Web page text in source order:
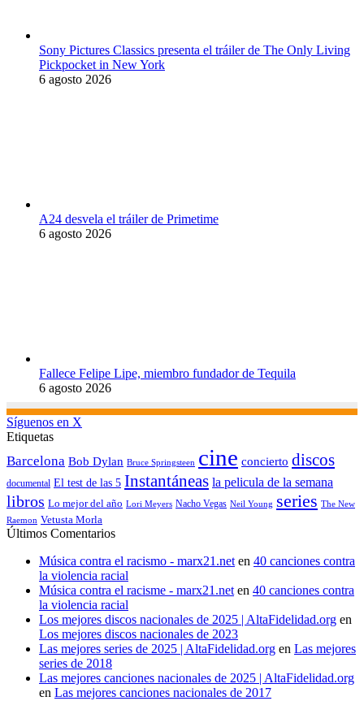
Sony Pictures Classics presenta el tráiler de The Only Living
Pickpocket in New York
6 agosto 2026
A24 desvela el tráiler de Primetime
6 agosto 2026
Fallece Felipe Lipe, miembro fundador de Tequila
6 agosto 2026
Síguenos en X
Etiquetas
Barcelona Bob Dylan Bruce Springsteen cine concierto discos
documental El test de las 5 Instantáneas la pelicula de la semana
libros Lo mejor del año Lori Meyers Nacho Vegas Neil Young series The New
Raemon Vetusta Morla
Últimos Comentarios
Música contra el racismo - marx21.net en 40 canciones contra
la violencia racial
Música contra el racisme - marx21.net en 40 canciones contra
la violencia racial
Los mejores discos nacionales de 2025 | AltaFidelidad.org en
Los mejores discos nacionales de 2023
Las mejores series de 2025 | AltaFidelidad.org en Las mejores
series de 2018
Las mejores canciones nacionales de 2025 | AltaFidelidad.org
en Las mejores canciones nacionales de 2017